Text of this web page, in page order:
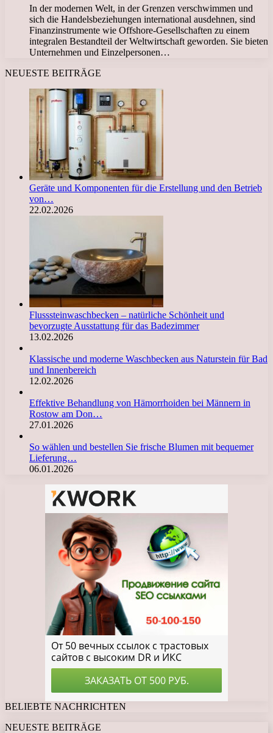
In der modernen Welt, in der Grenzen verschwimmen und
sich die Handelsbeziehungen international ausdehnen, sind
Finanzinstrumente wie Offshore-Gesellschaften zu einem
integralen Bestandteil der Weltwirtschaft geworden. Sie bieten
Unternehmen und Einzelpersonen…
NEUESTE BEITRÄGE
Geräte und Komponenten für die Erstellung und den Betrieb
von…
22.02.2026
Flusssteinwaschbecken – natürliche Schönheit und
bevorzugte Ausstattung für das Badezimmer
13.02.2026
Klassische und moderne Waschbecken aus Naturstein für Bad
und Innenbereich
12.02.2026
Effektive Behandlung von Hämorrhoiden bei Männern in
Rostow am Don…
27.01.2026
So wählen und bestellen Sie frische Blumen mit bequemer
Lieferung…
06.01.2026
BELIEBTE NACHRICHTEN
NEUESTE BEITRÄGE